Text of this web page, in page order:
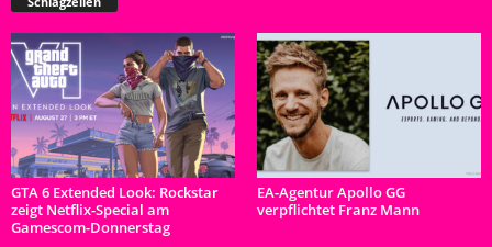
GTA 6 Extended Look: Rockstar
zeigt Netflix-Special am
Gamescom-Donnerstag
EA-Agentur Apollo GG
verpflichtet Franz Mann